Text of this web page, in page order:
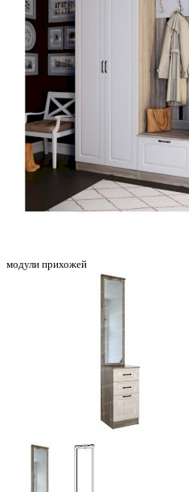
модули прихожей